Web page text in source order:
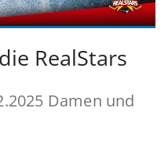
RealStars
Damen und